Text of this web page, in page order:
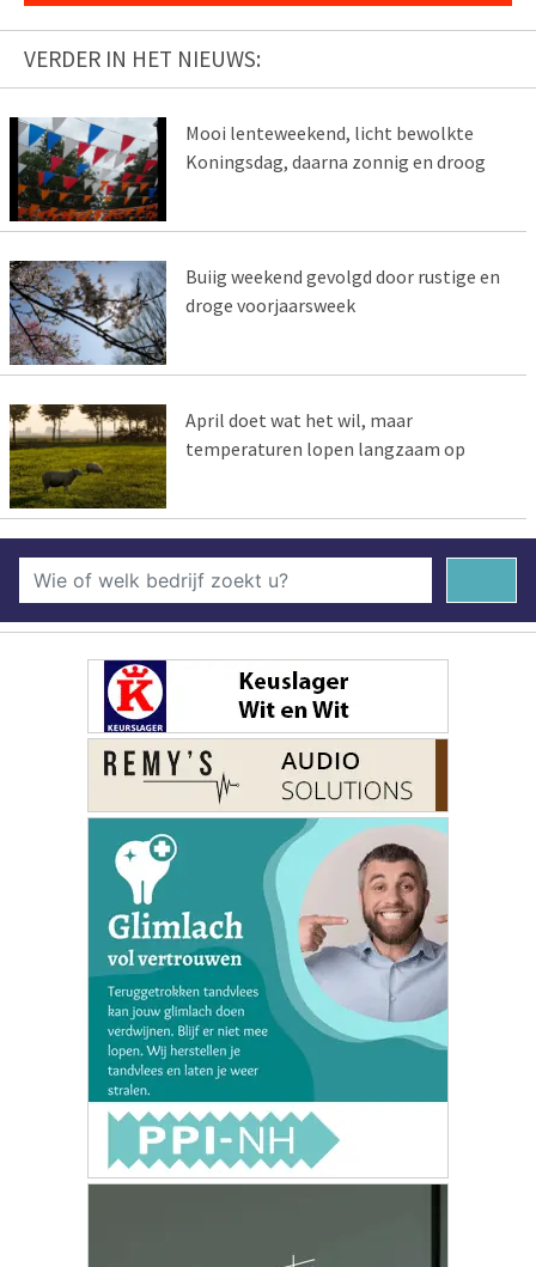
VERDER IN HET NIEUWS:
Mooi lenteweekend, licht bewolkte
Koningsdag, daarna zonnig en droog
Buiig weekend gevolgd door rustige en
droge voorjaarsweek
April doet wat het wil, maar
temperaturen lopen langzaam op